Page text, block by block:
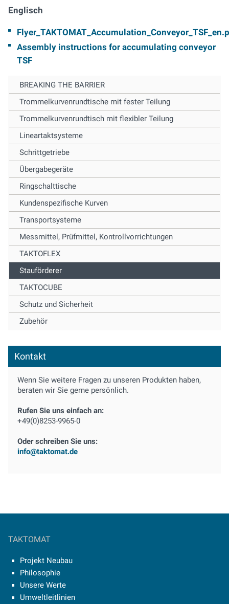
Englisch
Assembly instructions for accumulating conveyor
TSF
BREAKING THE BARRIER
Trommelkurvenrundtische mit fester Teilung
Trommelkurvenrundtisch mit flexibler Teilung
Lineartaktsysteme
Schrittgetriebe
Übergabegeräte
Ringschalttische
Kundenspezifische Kurven
Transportsysteme
Messmittel, Prüfmittel, Kontrollvorrichtungen
TAKTOFLEX
Stauförderer
TAKTOCUBE
Schutz und Sicherheit
Zubehör
Kontakt
Wenn Sie weitere Fragen zu unseren Produkten haben,
beraten wir Sie gerne persönlich.
Rufen Sie uns einfach an:
+49(0)8253-9965-0
Oder schreiben Sie uns:
info@taktomat.de
TAKTOMAT
Projekt Neubau
Philosophie
Unsere Werte
Umweltleitlinien